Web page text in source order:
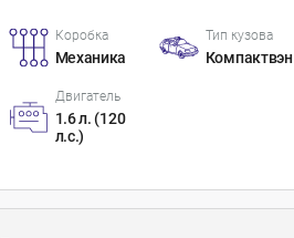
Коробка
Механика
Тип кузова
Компактвэн
Двигатель
1.6 л. (120
л.с.)